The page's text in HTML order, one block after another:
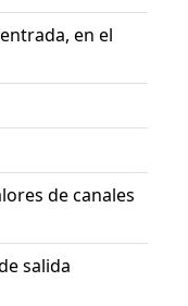
en el
de canales
salida